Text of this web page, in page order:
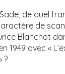
de quel
de
Blanchot
1949 avec «
?